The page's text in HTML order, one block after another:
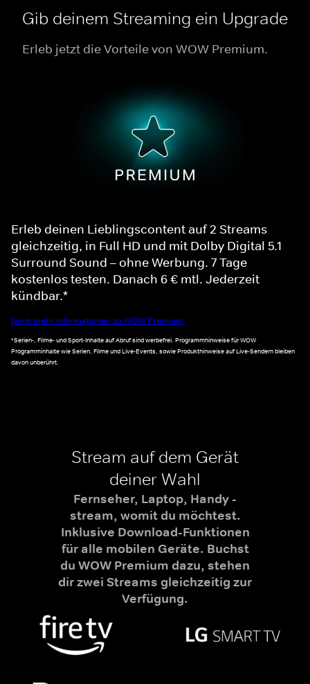
Gib deinem Streaming ein Upgrade
Erleb jetzt die Vorteile von WOW Premium.
Erleb deinen Lieblingscontent auf 2 Streams
gleichzeitig, in Full HD und mit Dolby Digital 5.1
Surround Sound – ohne Werbung. 7 Tage
kostenlos testen. Danach 6 € mtl. Jederzeit
kündbar.*
Noch mehr Informationen zu WOW Premium
*Serien-, Filme- und Sport-Inhalte auf Abruf sind werbefrei. Programmhinweise für WOW
Programminhalte wie Serien, Filme und Live-Events, sowie Produkthinweise auf Live-Sendern bleiben
davon unberührt.
Stream auf dem Gerät
deiner Wahl
Fernseher, Laptop, Handy -
stream, womit du möchtest.
Inklusive Download-Funktionen
für alle mobilen Geräte. Buchst
du WOW Premium dazu, stehen
dir zwei Streams gleichzeitig zur
Verfügung.